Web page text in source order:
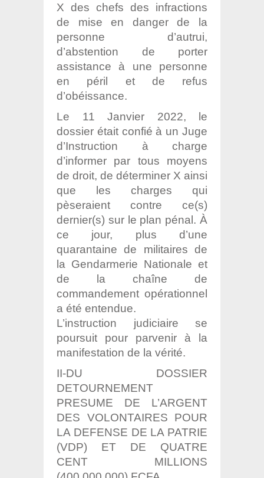
X des chefs des infractions
de mise en danger de la
personne d’autrui,
d’abstention de porter
assistance à une personne
en péril et de refus
d’obéissance.
Le 11 Janvier 2022, le
dossier était confié à un Juge
d’Instruction à charge
d’informer par tous moyens
de droit, de déterminer X ainsi
que les charges qui
pèseraient contre ce(s)
dernier(s) sur le plan pénal. À
ce jour, plus d’une
quarantaine de militaires de
la Gendarmerie Nationale et
de la chaîne de
commandement opérationnel
a été entendue.
L’instruction judiciaire se
poursuit pour parvenir à la
manifestation de la vérité.
II-DU DOSSIER
DETOURNEMENT
PRESUME DE L’ARGENT
DES VOLONTAIRES POUR
LA DEFENSE DE LA PATRIE
(VDP) ET DE QUATRE
CENT MILLIONS